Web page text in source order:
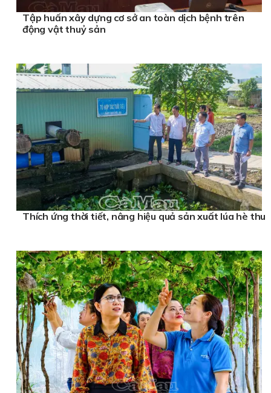
Tập huấn xây dựng cơ sở an toàn dịch bệnh trên
động vật thuỷ sản
Thích ứng thời tiết, nâng hiệu quả sản xuất lúa hè thu